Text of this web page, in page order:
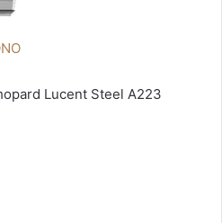
Lucent Steel A223